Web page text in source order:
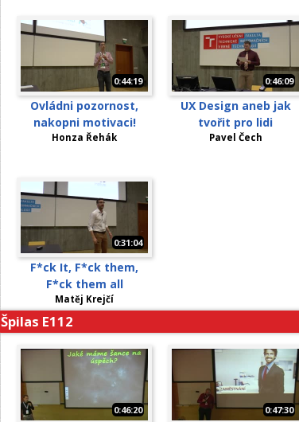
0:44:19
Ovládni pozornost,
nakopni motivaci!
Honza Řehák
0:46:09
UX Design aneb jak
tvořit pro lidi
Pavel Čech
0:31:04
F*ck It, F*ck them,
F*ck them all
Matěj Krejčí
Špilas E112
0:46:20 0:47:30